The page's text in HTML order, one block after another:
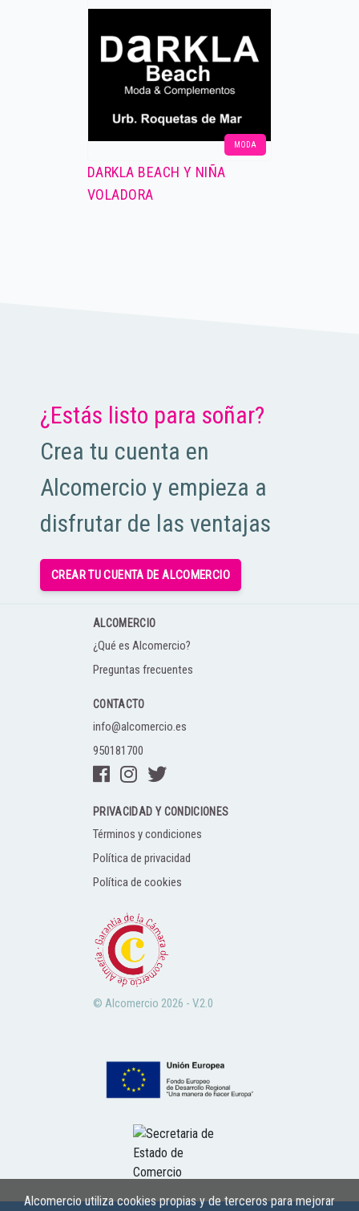
MODA
DARKLA BEACH Y NIÑA
VOLADORA
¿Estás listo para soñar?
Crea tu cuenta en
Alcomercio y empieza a
disfrutar de las ventajas
CREAR TU CUENTA DE ALCOMERCIO
© Alcomercio 2026 - V.2.0
ALCOMERCIO
¿Qué es Alcomercio?
Preguntas frecuentes
CONTACTO
info@alcomercio.es
950181700
PRIVACIDAD Y CONDICIONES
Términos y condiciones
Política de privacidad
Política de cookies
Alcomercio utiliza cookies propias y de terceros para mejorar